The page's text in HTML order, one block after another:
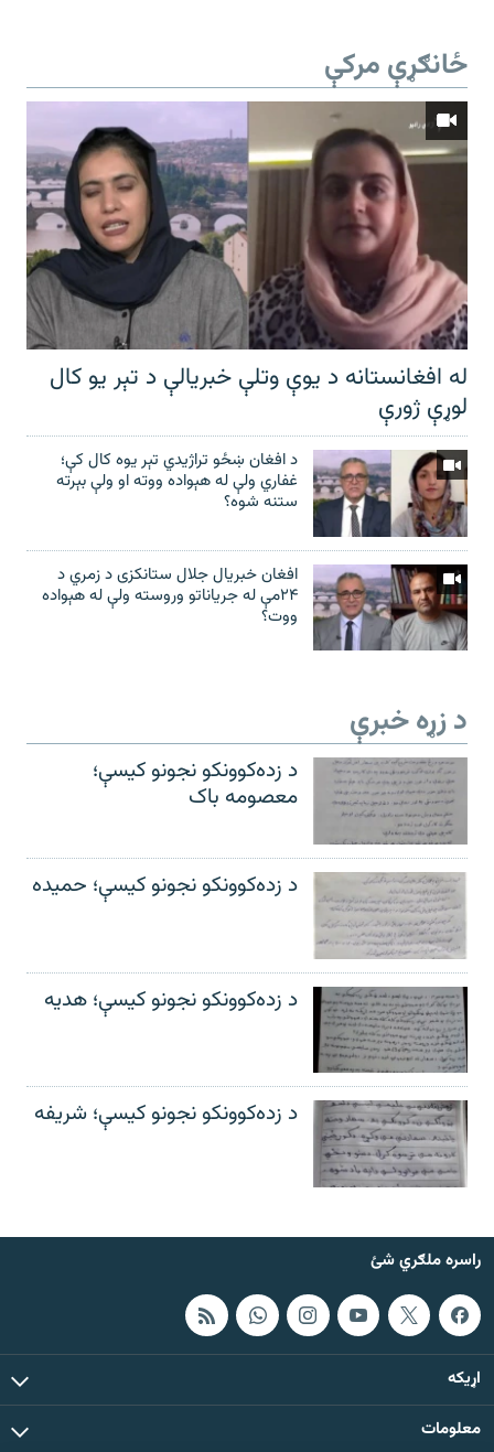
ځانګړې مرکې
له افغانستانه د یوې وتلې خبریالې د تېر يو کال
لوړې ژورې
د افغان ښځو تراژیدي تېر یوه کال کې؛
غفاري ولې له هېواده ووته او ولې بېرته
ستنه شوه؟
افغان خبریال جلال ستانکزی د زمري د
۲۴مې له جریاناتو وروسته ولې له هېواده
ووت؟
د زړه خبرې
د زده‌کوونکو نجونو کیسې؛
معصومه باک
د زده‌کوونکو نجونو کیسې؛ حمیده
د زده‌کوونکو نجونو کیسې؛ هدیه
د زده‌کوونکو نجونو کیسې؛ شریفه
راسره ملګري شئ
اړيکه
معلومات